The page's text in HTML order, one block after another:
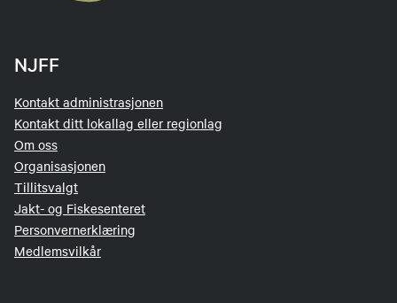
NJFF
Kontakt administrasjonen
Kontakt ditt lokallag eller regionlag
Om oss
Organisasjonen
Tillitsvalgt
Jakt- og Fiskesenteret
Personvernerklæring
Medlemsvilkår